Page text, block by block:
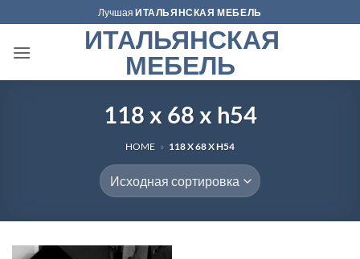
to
content
ЛучшаяИТАЛЬЯНСКАЯ МЕБЕЛЬ
ИТАЛЬЯНСКАЯ
МЕБЕЛЬ
118 x 68 x h54
HOME » 118 X 68 X H54